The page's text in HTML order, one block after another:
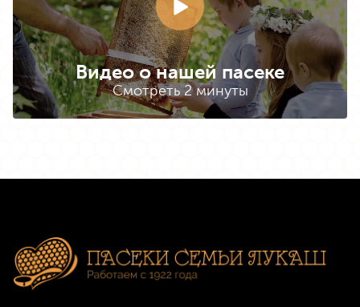
Видео о нашей пасеке
Смотреть 2 минуты